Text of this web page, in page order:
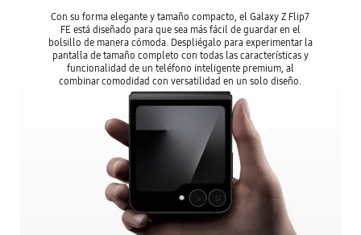
Con su forma elegante y tamaño compacto, el Galaxy Z Flip7
FE está diseñado para que sea más fácil de guardar en el
bolsillo de manera cómoda. Despliégalo para experimentar la
pantalla de tamaño completo con todas las características y
funcionalidad de un teléfono inteligente premium, al
combinar comodidad con versatilidad en un solo diseño.